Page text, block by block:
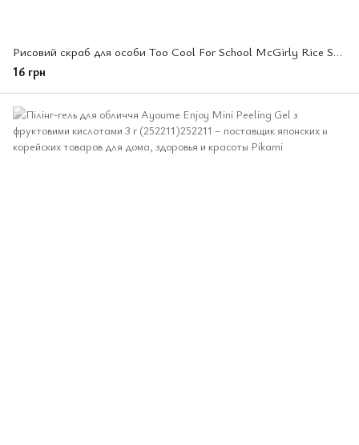
Рисовий скраб для особи Too Cool For School McGirly Rice Scrub, 3 мл (283859)
16 грн